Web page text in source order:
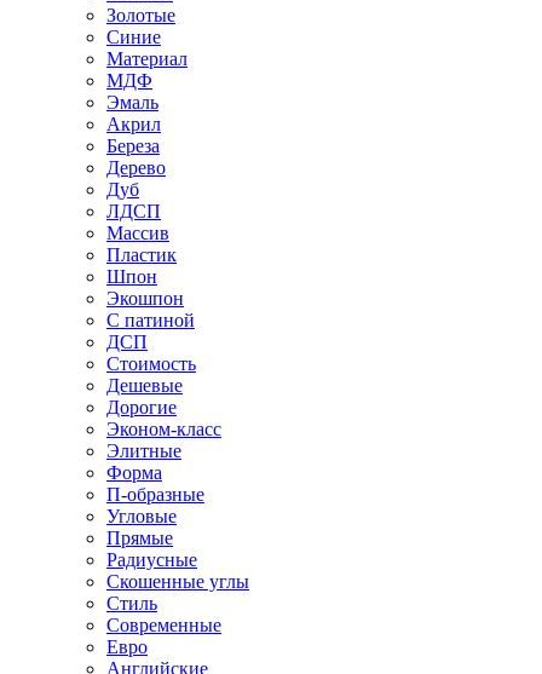
Золотые
Синие
Материал
МДФ
Эмаль
Акрил
Береза
Дерево
Дуб
ЛДСП
Массив
Пластик
Шпон
Экошпон
С патиной
ДСП
Стоимость
Дешевые
Дорогие
Эконом-класс
Элитные
Форма
П-образные
Угловые
Прямые
Радиусные
Скошенные углы
Стиль
Современные
Евро
Английские